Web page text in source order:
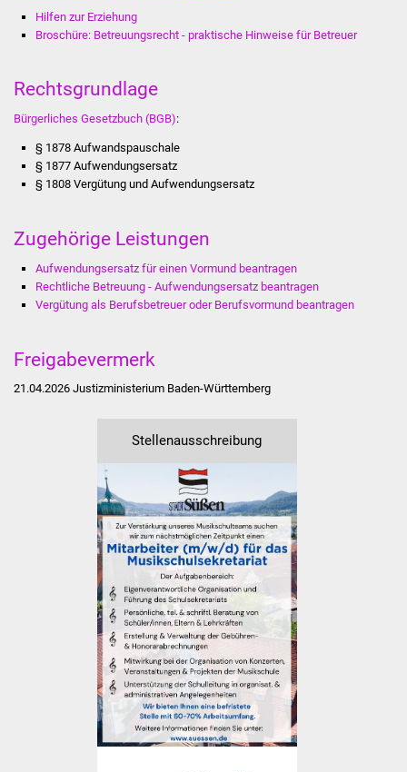
Lebenslagen
Bürgerinfos
Kindergärten
Kolping-Musikschule
Volkshochschule
Soziale Einrichtungen
Kirchen
Lokale Agenda
Hilfen zur Erziehung
Broschüre: Betreuungsrecht - praktische Hinweise für Betreuer
Rechtsgrundlage
Bürgerliches Gesetzbuch (BGB):
§ 1878 Aufwandspauschale
§ 1877 Aufwendungsersatz
§ 1808 Vergütung und Aufwendungsersatz
Zugehörige Leistungen
Aufwendungsersatz für einen Vormund beantragen
Rechtliche Betreuung - Aufwendungsersatz beantragen
Vergütung als Berufsbetreuer oder Berufsvormund beantragen
Freigabevermerk
21.04.2026 JustizministeriumBaden-Württemberg
Stellenausschreibung